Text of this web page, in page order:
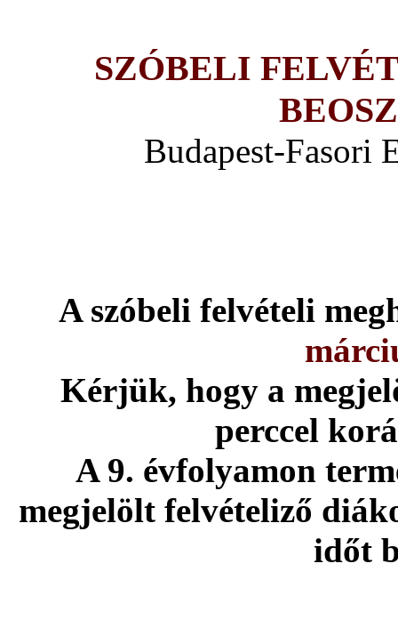
SZÓBELI
Budapest-Fasori
A szóbeli felvételi
Kérjük, hogy a
perccel
A 9. évfolyamon
megjelölt felvételiző
időt